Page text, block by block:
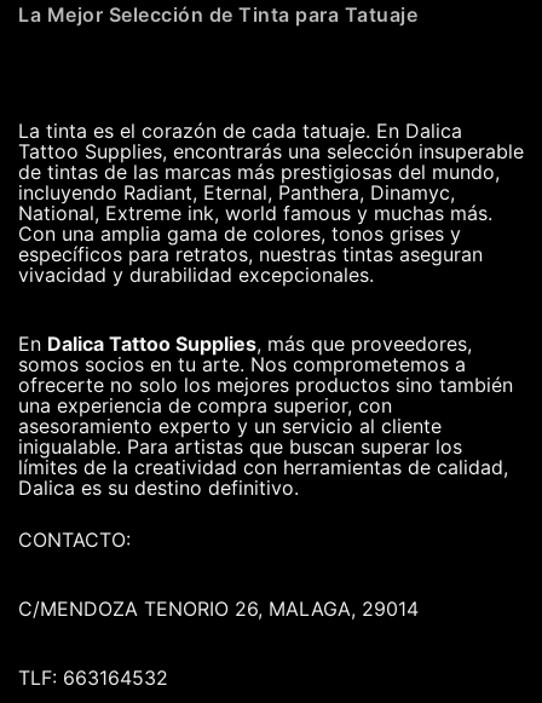
La Mejor Selección de Tinta para Tatuaje
La tinta es el corazón de cada tatuaje. En Dalica
Tattoo Supplies, encontrarás una selección insuperable
de tintas de las marcas más prestigiosas del mundo,
incluyendo Radiant, Eternal, Panthera, Dinamyc,
National, Extreme ink, world famous y muchas más.
Con una amplia gama de colores, tonos grises y
específicos para retratos, nuestras tintas aseguran
vivacidad y durabilidad excepcionales.
En Dalica Tattoo Supplies, más que proveedores,
somos socios en tu arte. Nos comprometemos a
ofrecerte no solo los mejores productos sino también
una experiencia de compra superior, con
asesoramiento experto y un servicio al cliente
inigualable. Para artistas que buscan superar los
límites de la creatividad con herramientas de calidad,
Dalica es su destino definitivo.
CONTACTO:
C/MENDOZA TENORIO 26, MALAGA, 29014
TLF: 663164532